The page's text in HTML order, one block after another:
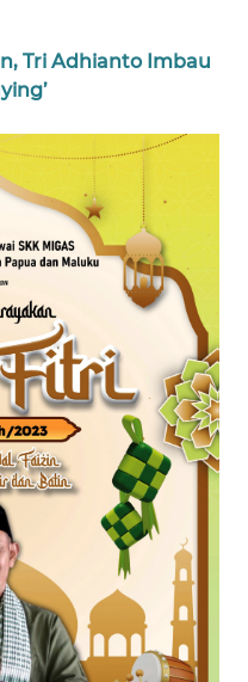
Tri Adhianto Imbau